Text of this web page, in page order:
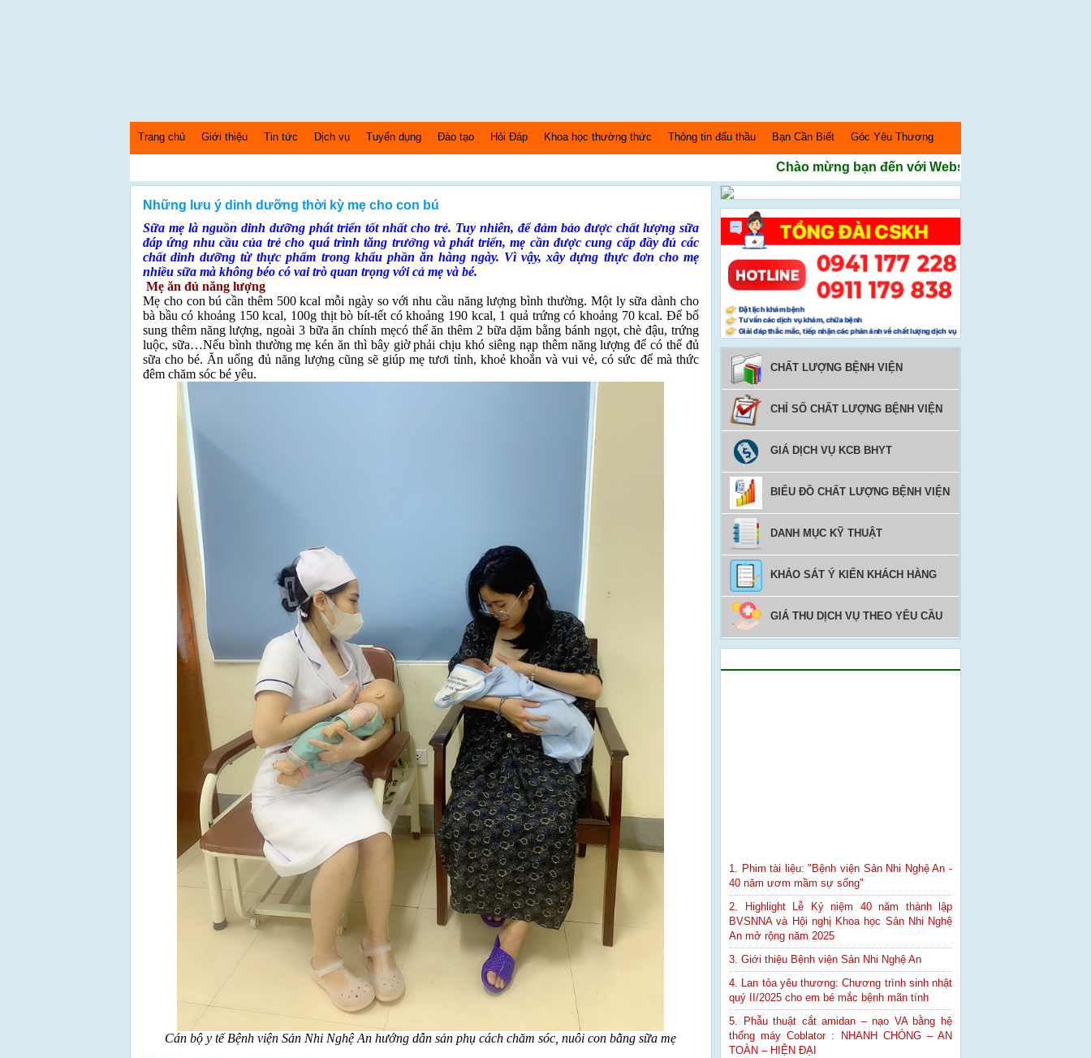
Trang chủ Giới thiệu Tin tức Dịch vụ Tuyển dụng Đào tạo Hỏi Đáp Khoa học thường thức Thông tin đấu thầu Bạn Cần Biết Góc Yêu Thương
Chào mừng bạn đến với Website Bệnh Viện Sản nhi
Những lưu ý dinh dưỡng thời kỳ mẹ cho con bú
Sữa mẹ là nguồn dinh dưỡng phát triển tốt nhất cho trẻ. Tuy nhiên, để đảm bảo được chất lượng sữa
đáp ứng nhu cầu của trẻ cho quá trình tăng trưởng và phát triển, mẹ cần được cung cấp đầy đủ các
chất dinh dưỡng từ thực phẩm trong khẩu phần ăn hàng ngày. Vì vậy, xây dựng thực đơn cho mẹ
nhiều sữa mà không béo có vai trò quan trọng với cả mẹ và bé.
Mẹ ăn đủ năng lượng
Mẹ cho con bú cần thêm 500 kcal mỗi ngày so với nhu cầu năng lượng bình thường. Một ly sữa dành cho
bà bầu có khoảng 150 kcal, 100g thịt bò bít-tết có khoảng 190 kcal, 1 quả trứng có khoảng 70 kcal. Để bổ
sung thêm năng lượng, ngoài 3 bữa ăn chính mẹcó thể ăn thêm 2 bữa dặm bằng bánh ngọt, chè đậu, trứng
luộc, sữa…Nếu bình thường mẹ kén ăn thì bây giờ phải chịu khó siêng nạp thêm năng lượng để có thể đủ
sữa cho bé. Ăn uống đủ năng lượng cũng sẽ giúp mẹ tươi tỉnh, khoẻ khoắn và vui vẻ, có sức để mà thức
đêm chăm sóc bé yêu.
Cán bộ y tế Bệnh viện Sản Nhi Nghệ An hướng dẫn sản phụ cách chăm sóc, nuôi con bằng sữa mẹ
CHẤT LƯỢNG BỆNH VIỆN
CHỈ SỐ CHẤT LƯỢNG BỆNH VIỆN
GIÁ DỊCH VỤ KCB BHYT
BIỂU ĐỒ CHẤT LƯỢNG BỆNH VIỆN
DANH MỤC KỸ THUẬT
KHẢO SÁT Ý KIẾN KHÁCH HÀNG
GIÁ THU DỊCH VỤ THEO YÊU CẦU
1. Phim tài liệu: "Bệnh viện Sản Nhi Nghệ An -
40 năm ươm mầm sự sống"
2. Highlight Lễ Kỷ niệm 40 năm thành lập
BVSNNA và Hội nghị Khoa học Sản Nhi Nghệ
An mở rộng năm 2025
3. Giới thiệu Bệnh viện Sản Nhi Nghệ An
4. Lan tỏa yêu thương: Chương trình sinh nhật
quý II/2025 cho em bé mắc bệnh mãn tính
5. Phẫu thuật cắt amidan – nạo VA bằng hệ
thống máy Coblator : NHANH CHÓNG – AN
TOÀN – HIỆN ĐẠI